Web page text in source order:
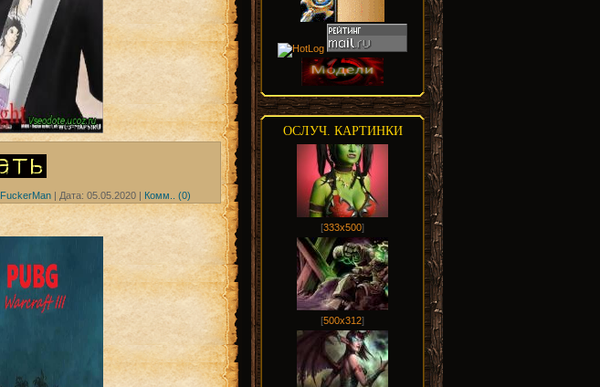
FuckerMan| Дата: 05.05.2020 | Комм.. (0)
ОСЛУЧ. КАРТИНКИ
[333x500]
[500x312]